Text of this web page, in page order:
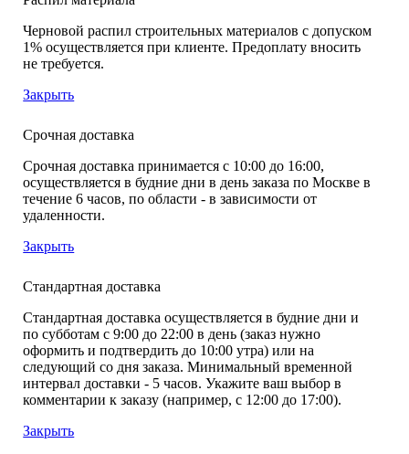
Черновой распил строительных материалов с допуском
1% осуществляется при клиенте. Предоплату вносить
не требуется.
Закрыть
Срочная доставка
Срочная доставка принимается с 10:00 до 16:00,
осуществляется в будние дни в день заказа по Москве в
течение 6 часов, по области - в зависимости от
удаленности.
Закрыть
Стандартная доставка
Стандартная доставка осуществляется в будние дни и
по субботам с 9:00 до 22:00 в день (заказ нужно
оформить и подтвердить до 10:00 утра) или на
следующий со дня заказа. Минимальный временной
интервал доставки - 5 часов. Укажите ваш выбор в
комментарии к заказу (например, с 12:00 до 17:00).
Закрыть